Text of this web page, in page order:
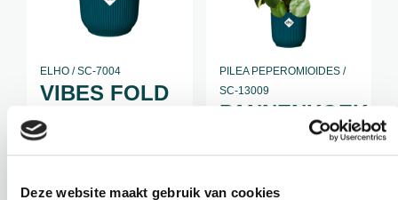
Deze website maakt gebruik van cookies
ELHO / SC-7004
VIBES FOLD
ROND
BLAUW Ø 14
PILEA PEPEROMIOIDES /
SC-13009
PANNENKOEK
PLANTJE IN
BLAUWE
POT